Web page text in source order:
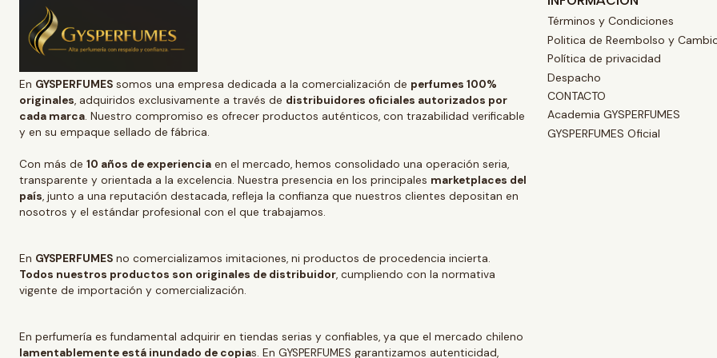
En GYSPERFUMES somos una empresa dedicada a la comercialización de perfumes 100%
originales, adquiridos exclusivamente a través de distribuidores oficiales autorizados por
cada marca. Nuestro compromiso es ofrecer productos auténticos, con trazabilidad verificable
y en su empaque sellado de fábrica.
Con más de 10 años de experiencia en el mercado, hemos consolidado una operación seria,
transparente y orientada a la excelencia. Nuestra presencia en los principales marketplaces del
país, junto a una reputación destacada, refleja la confianza que nuestros clientes depositan en
nosotros y el estándar profesional con el que trabajamos.
En GYSPERFUMES no comercializamos imitaciones, ni productos de procedencia incierta.
Todos nuestros productos son originales de distribuidor, cumpliendo con la normativa
vigente de importación y comercialización.
En perfumería es fundamental adquirir en tiendas serias y confiables, ya que el mercado chileno
lamentablemente está inundado de copias. En GYSPERFUMES garantizamos autenticidad,
Términos y Condiciones
Politica de Reembolso y
Política de privacidad
Despacho
CONTACTO
Academia GYSPERFUMES
GYSPERFUMES Oficial